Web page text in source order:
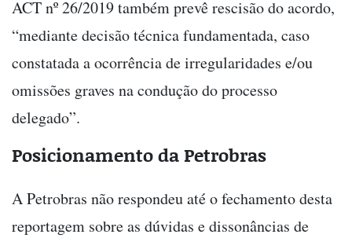
ACT nº 26/2019 também prevê rescisão do acordo,
“mediante decisão técnica fundamentada, caso
constatada a ocorrência de irregularidades e/ou
omissões graves na condução do processo
delegado”.
Posicionamento da Petrobras
A Petrobras não respondeu até o fechamento desta
reportagem sobre as dúvidas e dissonâncias de